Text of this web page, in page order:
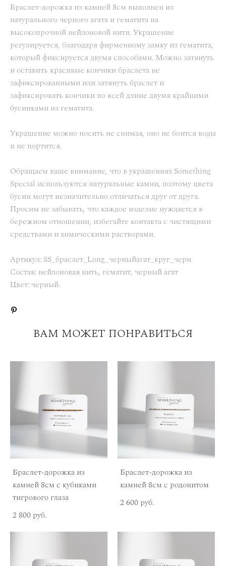
Браслет-дорожка из камней 8см выполнен из
натурального черного агата и гематита на
высокопрочной нейлоновой нити. Украшение
регулируется, благодаря фирменному замку из гематита,
который фиксируется двумя способами. Можно затянуть
и оставить красивые кончики браслета не
зафиксированными или затянуть браслет и
зафиксировать кончики по всей длине двумя крайними
бусинками из гематита.
Украшение можно носить не снимая, оно не боится воды
и не портится.
Обращаем ваше внимание, что в украшениях Something
Special используются натуральные камни, поэтому цвета
бусин могут незначительно отличаться друг от друга.
Просим не забывать, что каждое изделие нуждается в
бережном отношении, избегайте контакта с чистящими
средствами и химическими растворами.
Артикул: SS_браслет_Long_черныйагат_круг_черн
Состав: нейлоновая нить, гематит, черный агат
Цвет: черный.
ВАМ МОЖЕТ ПОНРАВИТЬСЯ
Браслет-дорожка из
камней 8см с кубиками
тигрового глаза
2 800 pуб.
Браслет-дорожка из
камней 8см с родонитом
2 600 pуб.